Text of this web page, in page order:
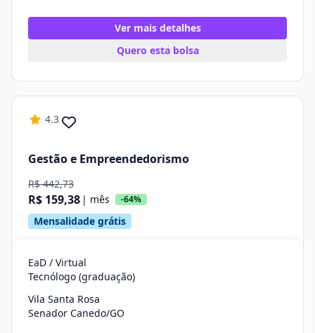
Ver mais detalhes
Quero esta bolsa
4.3
Gestão e Empreendedorismo
R$ 442,73
R$ 159,38 | mês -64%
Mensalidade grátis
EaD / Virtual
Tecnólogo (graduação)
Vila Santa Rosa
Senador Canedo/GO